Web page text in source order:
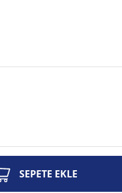
SEPETE EKLE